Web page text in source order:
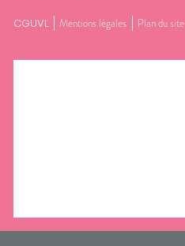
CGUVL Mentions légales Plan du site